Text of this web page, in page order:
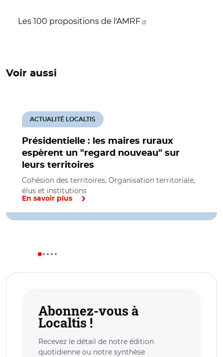
Les 100 propositions de l'AMRF
Voir aussi
Présidentielle : les maires ruraux
espèrent un "regard nouveau" sur
leurs territoires
ACTUALITÉ LOCALTIS
Cohésion des territoires, Organisation territoriale,
élus et institutions
En savoir plus
Abonnez-vous à
Localtis !
Recevez le détail de notre édition
quotidienne ou notre synthèse